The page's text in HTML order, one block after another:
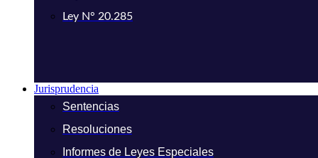
Ley N° 20.285
Jurisprudencia
Sentencias
Resoluciones
Informes de Leyes Especiales